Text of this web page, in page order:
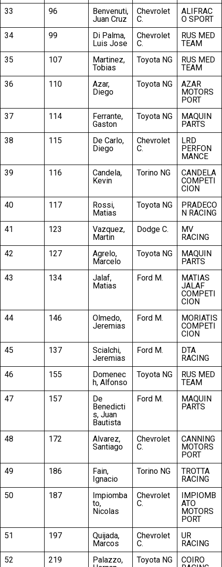
33
96
Benvenuti,
Juan Cruz
Chevrolet
C.
ALIFRAC
O SPORT
34
99
Di Palma,
Luis Jose
Chevrolet
C.
RUS MED
TEAM
35
107
Martinez,
Tobias
Toyota NG
RUS MED
TEAM
36
110
Azar,
Diego
Toyota NG
AZAR
MOTORS
PORT
37
114
Ferrante,
Gaston
Toyota NG
MAQUIN
PARTS
38
115
De Carlo,
Diego
Chevrolet
C.
LRD
PERFON
MANCE
39
116
Candela,
Kevin
Torino NG
CANDELA
COMPETI
CION
40
117
Rossi,
Matias
Toyota NG
PRADECO
N RACING
41
123
Vazquez,
Martin
Dodge C.
MV
RACING
42
127
Agrelo,
Marcelo
Toyota NG
MAQUIN
PARTS
43
134
Jalaf,
Matias
Ford M.
MATIAS
JALAF
COMPETI
CION
44
146
Olmedo,
Jeremias
Ford M.
MORIATIS
COMPETI
CION
45
137
Scialchi,
Jeremias
Ford M.
DTA
RACING
46
155
Domenec
h, Alfonso
Toyota NG
RUS MED
TEAM
47
157
De
Benedicti
s, Juan
Bautista
Ford M.
MAQUIN
PARTS
48 172
Alvarez,
Santiago
Chevrolet
C.
CANNING
MOTORS
PORT
49
186
Fain,
Ignacio
Torino NG
TROTTA
RACING
50
187
Impiomba
to,
Nicolas
Chevrolet
C.
IMPIOMB
ATO
MOTORS
PORT
51
197
Quijada,
Marcos
Chevrolet
C.
UR
RACING
52
219
Palazzo,
Toyota NG
COIRO